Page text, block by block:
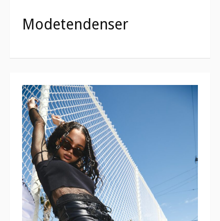
Modetendenser